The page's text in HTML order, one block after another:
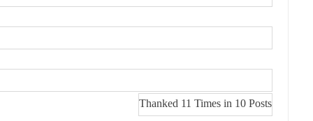
Thanked 11 Times in 10 Posts